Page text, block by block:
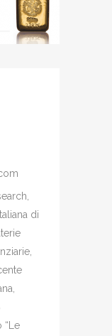
di
“Le